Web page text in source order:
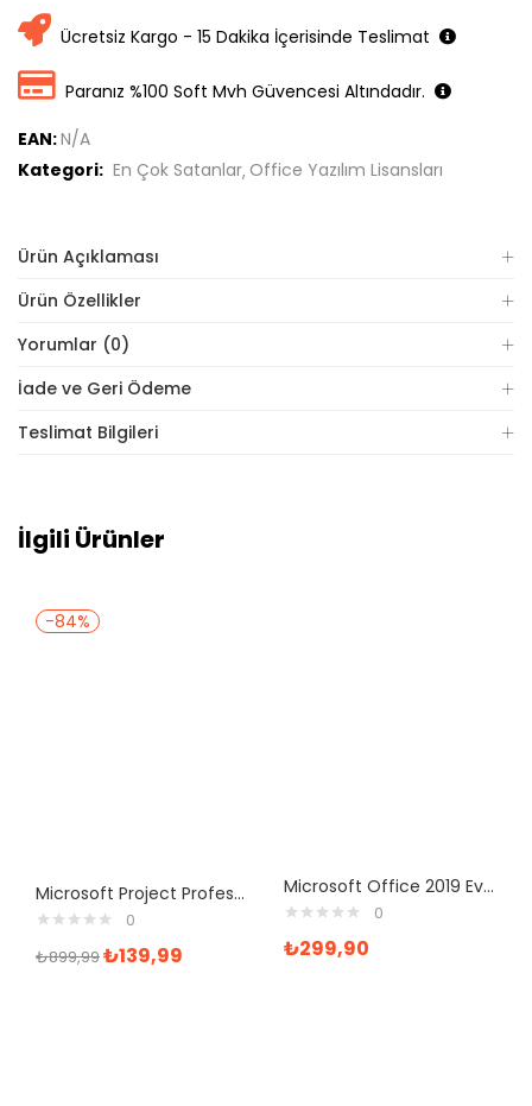
Ücretsiz Kargo - 15 Dakika İçerisinde Teslimat
Paranız %100 Soft Mvh Güvencesi Altındadır.
EAN:N/A
Kategori: En Çok Satanlar Office Yazılım Lisansları
Ürün Açıklaması
Ürün Özellikler
Yorumlar (0)
İade ve Geri Ödeme
Teslimat Bilgileri
İlgili Ürünler
-84%
Microsoft Project Professional 2016 Dijital İndirilebilir Lisans
0
₺899,99₺139,99
Microsoft Office 2019 Ev Ve İş 1 PC T5D-03258 Ofis Yazılımı
0
₺299,90